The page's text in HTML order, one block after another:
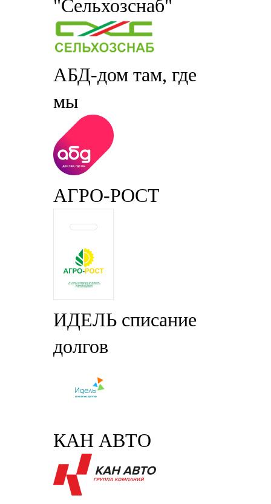
"Сельхозснаб"
АБД-дом там, где
мы
АГРО-РОСТ
ИДЕЛЬ списание
долгов
КАН АВТО